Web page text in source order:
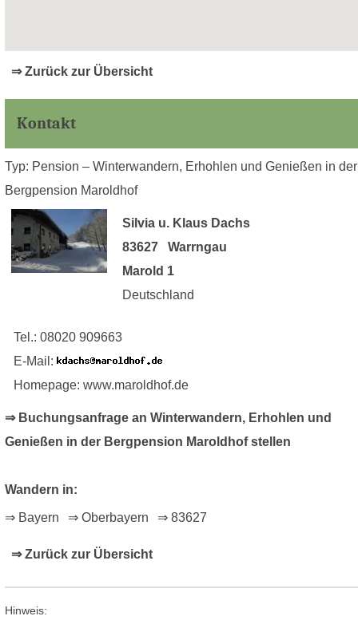
⇒ Zurück zur Übersicht
Kontakt
Typ: Pension – Winterwandern, Erhohlen und Genießen in der
Bergpension Maroldhof
Silvia u. Klaus Dachs
83627 Warrngau
Marold 1
Deutschland
Tel.: 08020 909663
E-Mail:
Homepage: www.maroldhof.de
⇒ Buchungsanfrage an Winterwandern, Erhohlen und
Genießen in der Bergpension Maroldhof stellen
Wandern in:
⇒ Bayern ⇒ Oberbayern ⇒ 83627
⇒ Zurück zur Übersicht
Hinweis: